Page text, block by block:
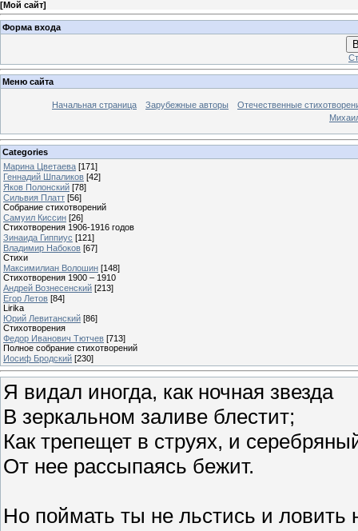
[Мой сайт]
Форма входа
Меню сайта
Начальная страница Зарубежные авторы
Отечественные
Categories
Марина Цветаева [171]
Геннадий Шпаликов [42]
Яков Полонский [78]
Сильвия Платт [56]
Собрание стихотворений
Самуил Киссин [26]
Стихотворения 1906-1916 годов
Зинаида Гиппиус [121]
Владимир Набоков [67]
Стихи
Максимилиан Волошин [148]
Стихотворения 1900 – 1910
Андрей Вознесенский [213]
Егор Летов [84]
Lirika
Юрий Левитанский [86]
Стихотворения
Федор Иванович Тютчев [713]
Полное собрание стихотворений
Иосиф Бродский [230]
Я видал иногда, как ночная звезда
В зеркальном заливе блестит;
Как трепещет в струях, и
От нее рассыпаясь бежит.
Но поймать ты не льстись и ловить